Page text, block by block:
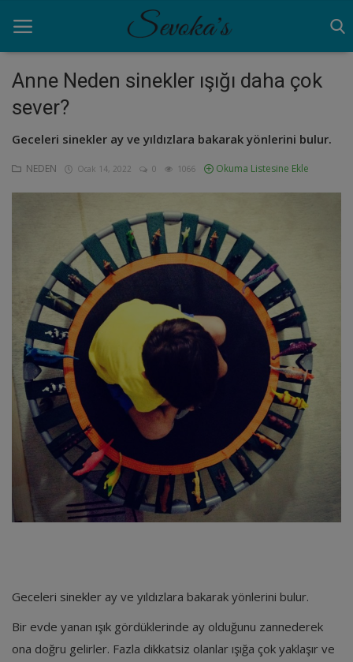
Ana Sayfa
VİDEO
Giriş yapmak
Kayıt olmak
Anne Neden sinekler ışığı daha çok
sever?
Geceleri sinekler ay ve yıldızlara bakarak yönlerini bulur.
NEDEN Ocak 14, 2022 0 1066 Okuma Listesine Ekle
Geceleri sinekler ay ve yıldızlara bakarak yönlerini bulur.
Bir evde yanan ışık gördüklerinde ay olduğunu zannederek
ona doğru gelirler. Fazla dikkatsiz olanlar ışığa çok yaklaşır ve